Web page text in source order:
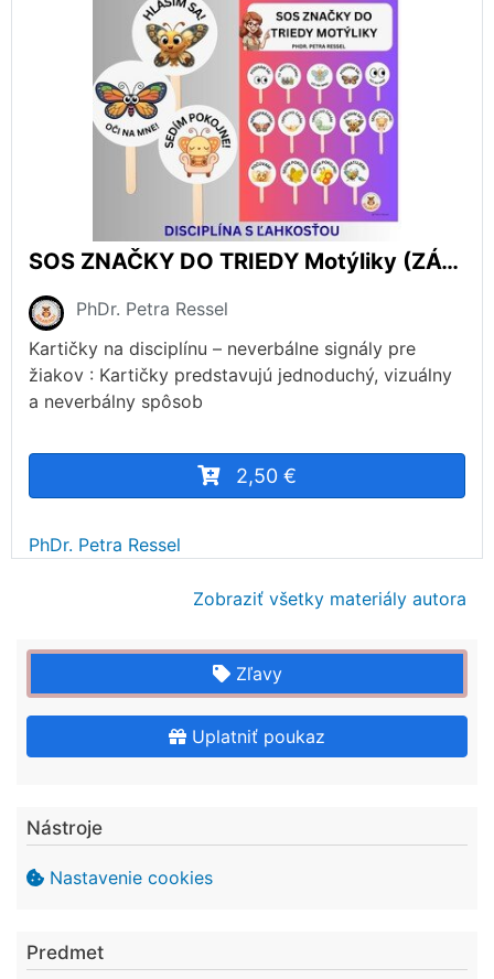
SOS ZNAČKY DO TRIEDY Motýliky (ZÁCHRANA unaveného UČITEĽA)- vizuálne symboly NA DISCIPLÍNU
PhDr. Petra Ressel
Kartičky na disciplínu – neverbálne signály pre
žiakov : Kartičky predstavujú jednoduchý, vizuálny
a neverbálny spôsob
2,50 €
PhDr. Petra Ressel
Zobraziť všetky materiály autora
Zľavy
Uplatniť poukaz
Nástroje
Nastavenie cookies
Predmet